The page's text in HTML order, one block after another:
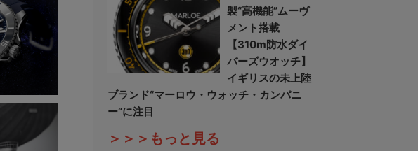
製“高機能”ムーヴ
メント搭載
【310m防水ダイ
バーズウオッチ】
イギリスの未上陸
ブランド“マーロウ・ウォッチ・カンパニ
ー”に注目
＞＞＞もっと見る